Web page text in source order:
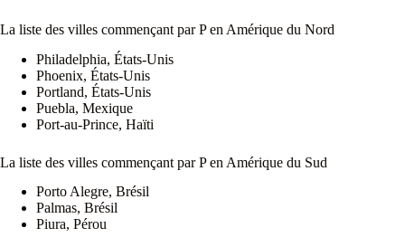
La liste des villes commençant par P en Amérique du Nord
Philadelphia, États-Unis
Phoenix, États-Unis
Portland, États-Unis
Puebla, Mexique
Port-au-Prince, Haïti
La liste des villes commençant par P en Amérique du Sud
Porto Alegre, Brésil
Palmas, Brésil
Piura, Pérou